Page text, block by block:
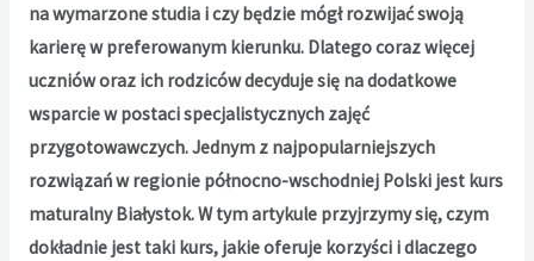
na wymarzone studia i czy będzie mógł rozwijać swoją
karierę w preferowanym kierunku. Dlatego coraz więcej
uczniów oraz ich rodziców decyduje się na dodatkowe
wsparcie w postaci specjalistycznych zajęć
przygotowawczych. Jednym z najpopularniejszych
rozwiązań w regionie północno-wschodniej Polski jest kurs
maturalny Białystok. W tym artykule przyjrzymy się, czym
dokładnie jest taki kurs, jakie oferuje korzyści i dlaczego